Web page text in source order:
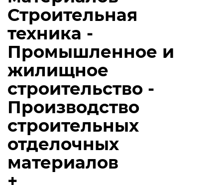
Строительная
техника -
Промышленное и
жилищное
строительство -
Производство
строительных
отделочных
материалов